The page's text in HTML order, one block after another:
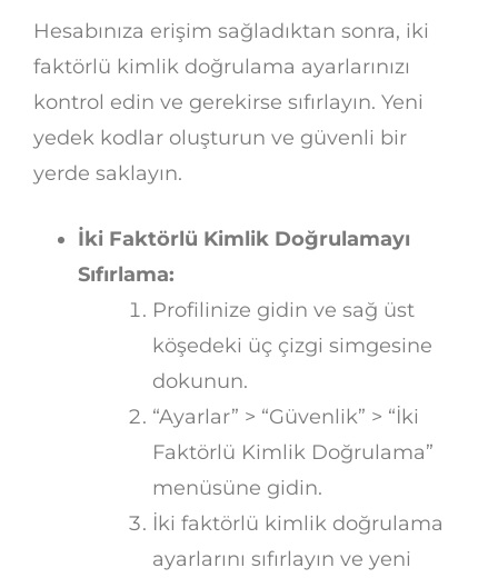
Hesabınıza erişim sağladıktan sonra, iki
faktörlü kimlik doğrulama ayarlarınızı
kontrol edin ve gerekirse sıfırlayın. Yeni
yedek kodlar oluşturun ve güvenli bir
yerde saklayın.
İki Faktörlü Kimlik Doğrulamayı
Sıfırlama:
Profilinize gidin ve sağ üst
köşedeki üç çizgi simgesine
dokunun.
“Ayarlar” > “Güvenlik” > “İki
Faktörlü Kimlik Doğrulama”
menüsüne gidin.
İki faktörlü kimlik doğrulama
ayarlarını sıfırlayın ve yeni